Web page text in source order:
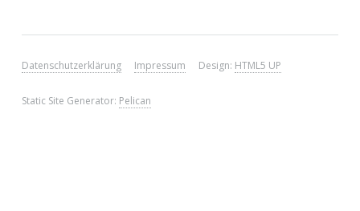
Datenschutzerklärung Impressum Design: HTML5 UP
Static Site Generator: Pelican